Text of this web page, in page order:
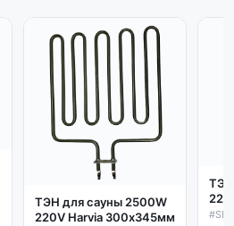
ТЭН для сауны 2500W
220V Harvia 300х345мм
ТЭН